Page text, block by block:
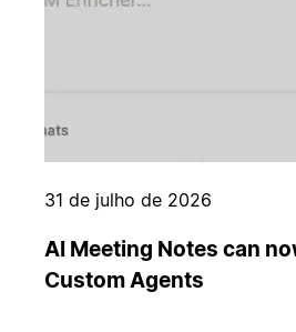
31 de julho de 2026
AI Meeting Notes can
Custom Agents